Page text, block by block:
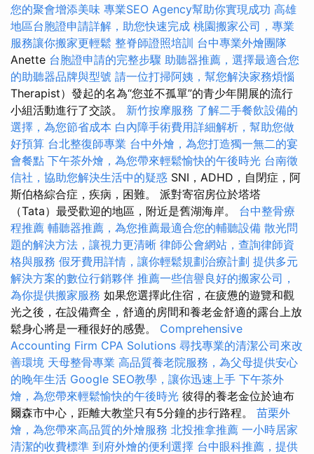
您的聚會增添美味 專業SEO Agency幫助你實現成功 高雄
地區台胞證申請詳解，助您快速完成 桃園搬家公司，專業
服務讓你搬家更輕鬆 整脊師證照培訓 台中專業外燴團隊
Anette 台胞證申請的完整步驟 助聽器推薦，選擇最適合您
的助聽器品牌與型號 請一位打掃阿姨，幫您解決家務煩惱
Therapist）發起的名為“您並不孤單”的青少年開展的流行
小組活動進行了交談。 新竹按摩服務 了解二手餐飲設備的
選擇，為您節省成本 白內障手術費用詳細解析，幫助您做
好預算 台北整復師專業 台中外燴，為您打造獨一無二的宴
會餐點 下午茶外燴，為您帶來輕鬆愉快的午後時光 台南徵
信社，協助您解決生活中的疑惑 SNI，ADHD，自閉症，阿
斯伯格綜合症，疾病，困難。 派對寄宿房位於塔塔
（Tata）最受歡迎的地區，附近是舊湖海岸。 台中整骨療
程推薦 輔聽器推薦，為您推薦最適合您的輔聽設備 散光問
題的解決方法，讓視力更清晰 律師公會網站，查詢律師資
格與服務 假牙費用詳情，讓你輕鬆規劃治療計劃 提供多元
解決方案的數位行銷夥伴 推薦一些信譽良好的搬家公司，
為你提供搬家服務 如果您選擇此住宿，在疲憊的遊覽和觀
光之後，在設備齊全，舒適的房間和養老金舒適的露台上放
鬆身心將是一種很好的感覺。 Comprehensive
Accounting Firm CPA Solutions 尋找專業的清潔公司來改
善環境 天母整骨專業 高品質養老院服務，為父母提供安心
的晚年生活 Google SEO教學，讓你迅速上手 下午茶外
燴，為您帶來輕鬆愉快的午後時光 彼得的養老金位於迪布
爾森市中心，距離大教堂只有5分鐘的步行路程。 苗栗外
燴，為您帶來高品質的外燴服務 北投推拿推薦 一小時居家
清潔的收費標準 到府外燴的便利選擇 台中眼科推薦，提供